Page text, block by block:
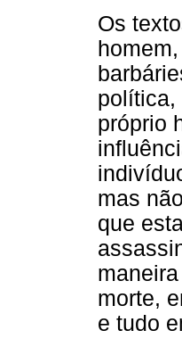
Os
política,
próprio
mas
que
morte,
e tudo